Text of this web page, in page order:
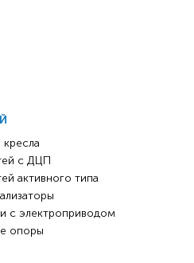
с ДЦП
активного типа
с электроприводом
опоры